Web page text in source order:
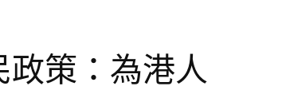
策：為港人